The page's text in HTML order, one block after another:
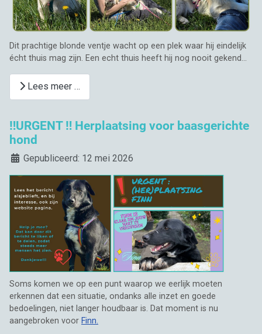
Dit prachtige blonde ventje wacht op een plek waar hij eindelijk
écht thuis mag zijn. Een echt thuis heeft hij nog nooit gekend...
Lees meer …
‼️URGENT ‼️ Herplaatsing voor baasgerichte
hond
DetailsGepubliceerd: 12 mei 2026
Soms komen we op een punt waarop we eerlijk moeten
erkennen dat een situatie, ondanks alle inzet en goede
bedoelingen, niet langer houdbaar is. Dat moment is nu
aangebroken voor Finn.